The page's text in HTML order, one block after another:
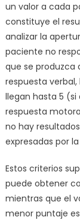
un valor a cada
constituye el
analizar la
paciente no
que se produzca
respuesta
llegan hasta 5
respuesta
no hay
expresadas por
Estos criterios
puede obtener
mientras que el
menor puntaje